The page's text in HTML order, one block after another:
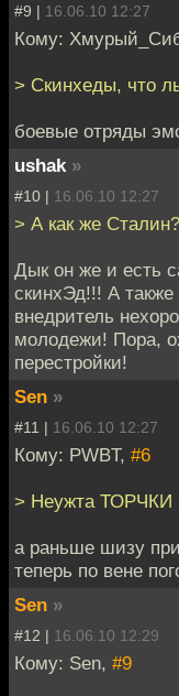
#9 | 16.06.10 12:27
Кому:
> Скинхеды, что
боевые отряды
ushak »
#10 | 16.06.10 12:27
> А как же Сталин?
Дык он же и есть
скинхЭд!!! А также
внедритель
молодежи! Пора,
перестройки!
Sen »
#11 | 16.06.10 12:27
Кому: PWBT, #6
> Неужта ТОРЧКИ
а раньше шизу
теперь по вене
Sen »
#12 | 16.06.10 12:29
Кому: Sen, #9